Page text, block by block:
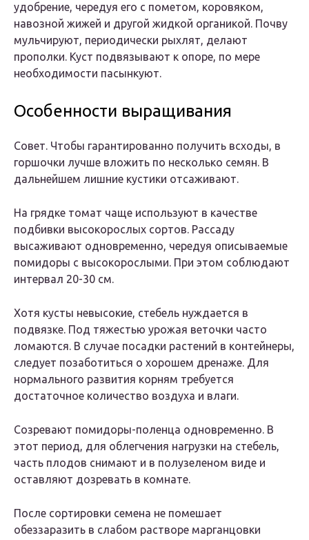
удобрение, чередуя его с пометом, коровяком,
навозной жижей и другой жидкой органикой. Почву
мульчируют, периодически рыхлят, делают
прополки. Куст подвязывают к опоре, по мере
необходимости пасынкуют.
Особенности выращивания
Совет. Чтобы гарантированно получить всходы, в
горшочки лучше вложить по несколько семян. В
дальнейшем лишние кустики отсаживают.
На грядке томат чаще используют в качестве
подбивки высокорослых сортов. Рассаду
высаживают одновременно, чередуя описываемые
помидоры с высокорослыми. При этом соблюдают
интервал 20-30 см.
Хотя кусты невысокие, стебель нуждается в
подвязке. Под тяжестью урожая веточки часто
ломаются. В случае посадки растений в контейнеры,
следует позаботиться о хорошем дренаже. Для
нормального развития корням требуется
достаточное количество воздуха и влаги.
Созревают помидоры-поленца одновременно. В
этот период, для облегчения нагрузки на стебель,
часть плодов снимают и в полузеленом виде и
оставляют дозревать в комнате.
После сортировки семена не помешает
обеззаразить в слабом растворе марганцовки